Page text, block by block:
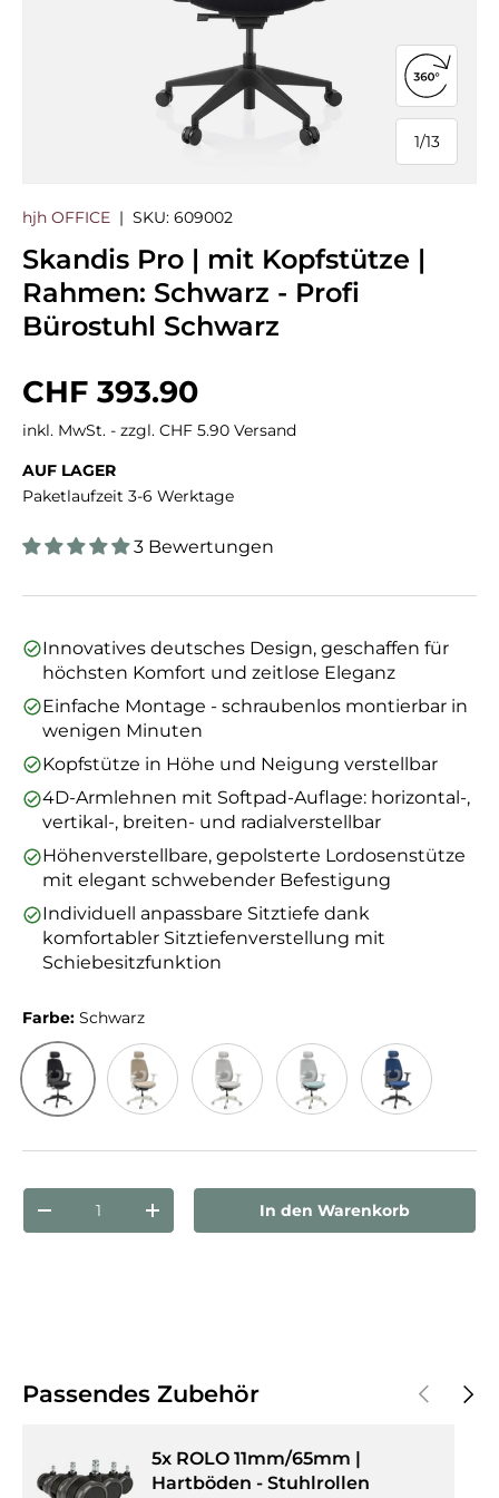
1/
von
13
360°-
hjh OFFICE | SKU: 609002
Skandis Pro | mit Kopfstütze |
Rahmen: Schwarz - Profi
Bürostuhl Schwarz
Normaler Preis
CHF 393.90
inkl. MwSt. - zzgl. CHF 5.90 Versand
AUF LAGER
Paketlaufzeit 3-6 Werktage
3 Bewertungen
Innovatives deutsches Design, geschaffen für
höchsten Komfort und zeitlose Eleganz
Einfache Montage - schraubenlos montierbar in
wenigen Minuten
Kopfstütze in Höhe und Neigung verstellbar
4D-Armlehnen mit Softpad-Auflage: horizontal-,
vertikal-, breiten- und radialverstellbar
Höhenverstellbare, gepolsterte Lordosenstütze
mit elegant schwebender Befestigung
Individuell anpassbare Sitztiefe dank
komfortabler Sitztiefenverstellung mit
Schiebesitzfunktion
Farbe: Schwarz
Schwarz
Anzahl
Menge verringernMenge erhöhenIn den Warenkorb
Passendes Zubehör Vorherige
5x ROLO 11mm/65mm |
Hartböden - Stuhlrollen